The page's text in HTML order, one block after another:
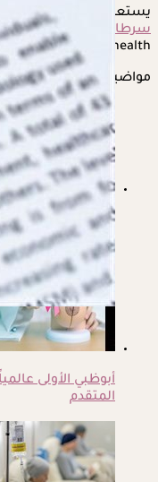
يستعرض "الكونسلتو" في
سرطان الثدي
wellhealth".
مواضيع ذات صلة
وزارة الصحة:
الثدي في مصر
أبوظبي الأولى
المتقدم